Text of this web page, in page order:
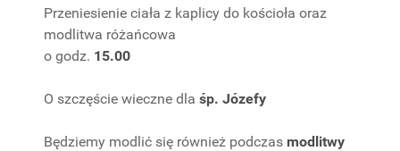
Przeniesienie ciała z kaplicy do kościoła oraz
modlitwa różańcowa
o godz. 15.00
O szczęście wieczne dla śp. Józefy
Będziemy modlić się również podczas modlitwy